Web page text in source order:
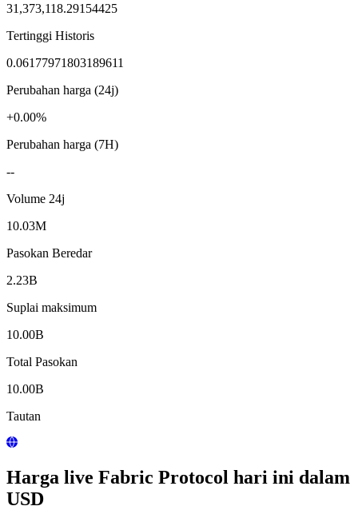
31,373,118.29154425
Tertinggi Historis
0.06177971803189611
Perubahan harga (24j)
+0.00%
Perubahan harga (7H)
--
Volume 24j
10.03M
Pasokan Beredar
2.23B
Suplai maksimum
10.00B
Total Pasokan
10.00B
Tautan
Harga live Fabric Protocol hari ini dalam
USD